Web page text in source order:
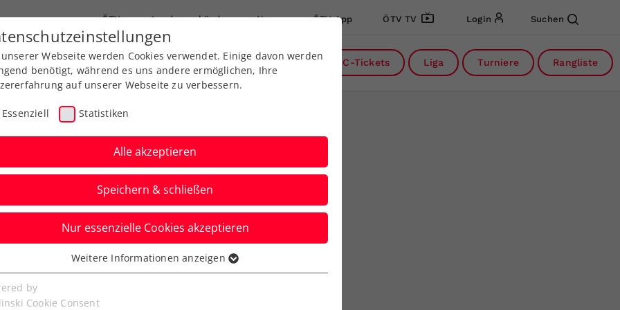
ÖTV Landesverbände News ÖTV App ÖTV TV Login Suchen
Ausbildungen Services Über uns DC-Tickets Liga Turniere Rangliste
in the City by Erste
Webseite werden Cookies verwendet. Einige davon werden
benötigt, während es uns andere ermöglichen, Ihre
auf unserer Webseite zu verbessern.
Essenziell Statistiken
Alle akzeptieren
Speichern & schließen
Nur essenzielle Cookies akzeptieren
Cookies werden für grundlegende Funktionen der
benötigt. Dadurch ist gewährleistet, dass die Webseite
Weitere Informationen anzeigen
by
Cookie Consent